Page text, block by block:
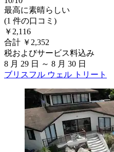
最高に素晴らしい
(1 件の口コミ)
￥2,116
合計 ￥2,352
税およびサービス料込み
8 月 29 日 ～ 8 月 30 日
ブリスフル ウェル トリート